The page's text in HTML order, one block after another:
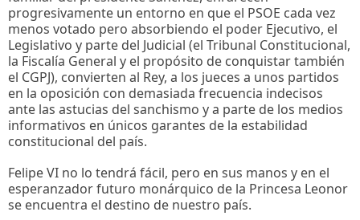
progresivamente un entorno en que el PSOE cada vez
menos votado pero absorbiendo el poder Ejecutivo, el
Legislativo y parte del Judicial (el Tribunal Constitucional,
la Fiscalía General y el propósito de conquistar también
el CGPJ), convierten al Rey, a los jueces a unos partidos
en la oposición con demasiada frecuencia indecisos
ante las astucias del sanchismo y a parte de los medios
informativos en únicos garantes de la estabilidad
constitucional del país.
Felipe VI no lo tendrá fácil, pero en sus manos y en el
esperanzador futuro monárquico de la Princesa Leonor
se encuentra el destino de nuestro país.